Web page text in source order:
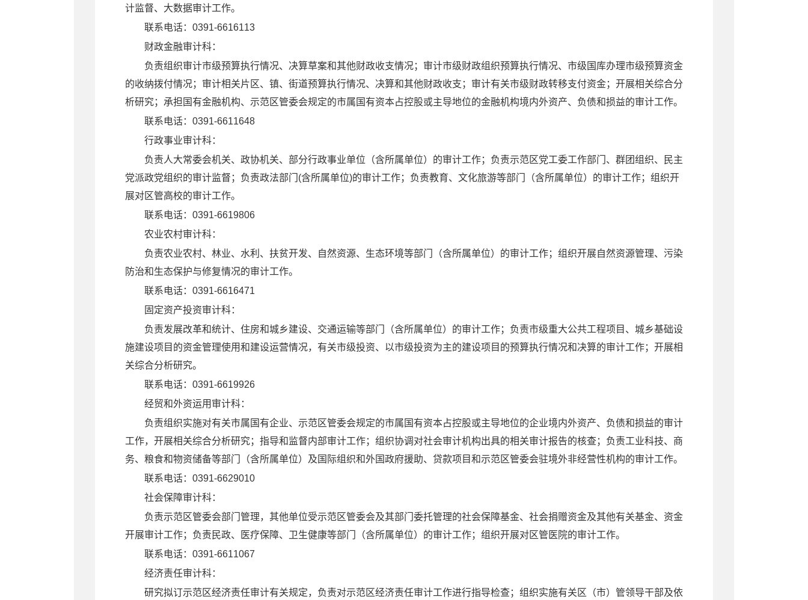
计监督、大数据审计工作。
联系电话：0391-6616113
财政金融审计科：
负责组织审计市级预算执行情况、决算草案和其他财政收支情况；审计市级财政组织预算执行情况、市级国库办理市级预算资金
的收纳拨付情况；审计相关片区、镇、街道预算执行情况、决算和其他财政收支；审计有关市级财政转移支付资金；开展相关综合分
析研究；承担国有金融机构、示范区管委会规定的市属国有资本占控股或主导地位的金融机构境内外资产、负债和损益的审计工作。
联系电话：0391-6611648
行政事业审计科：
负责人大常委会机关、政协机关、部分行政事业单位（含所属单位）的审计工作；负责示范区党工委工作部门、群团组织、民主
党派政党组织的审计监督；负责政法部门(含所属单位)的审计工作；负责教育、文化旅游等部门（含所属单位）的审计工作；组织开
展对区管高校的审计工作。
联系电话：0391-6619806
农业农村审计科：
负责农业农村、林业、水利、扶贫开发、自然资源、生态环境等部门（含所属单位）的审计工作；组织开展自然资源管理、污染
防治和生态保护与修复情况的审计工作。
联系电话：0391-6616471
固定资产投资审计科：
负责发展改革和统计、住房和城乡建设、交通运输等部门（含所属单位）的审计工作；负责市级重大公共工程项目、城乡基础设
施建设项目的资金管理使用和建设运营情况，有关市级投资、以市级投资为主的建设项目的预算执行情况和决算的审计工作；开展相
关综合分析研究。
联系电话：0391-6619926
经贸和外资运用审计科：
负责组织实施对有关市属国有企业、示范区管委会规定的市属国有资本占控股或主导地位的企业境内外资产、负债和损益的审计
工作，开展相关综合分析研究；指导和监督内部审计工作；组织协调对社会审计机构出具的相关审计报告的核查；负责工业科技、商
务、粮食和物资储备等部门（含所属单位）及国际组织和外国政府援助、贷款项目和示范区管委会驻境外非经营性机构的审计工作。
联系电话：0391-6629010
社会保障审计科：
负责示范区管委会部门管理，其他单位受示范区管委会及其部门委托管理的社会保障基金、社会捐赠资金及其他有关基金、资金
开展审计工作；负责民政、医疗保障、卫生健康等部门（含所属单位）的审计工作；组织开展对区管医院的审计工作。
联系电话：0391-6611067
经济责任审计科：
研究拟订示范区经济责任审计有关规定，负责对示范区经济责任审计工作进行指导检查；组织实施有关区（市）管领导干部及依